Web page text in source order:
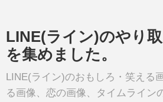
LINE(ライン)のやり
を集めました。
LINE(ライン)のおもしろ・笑える
る画像、恋の画像、タイムライン